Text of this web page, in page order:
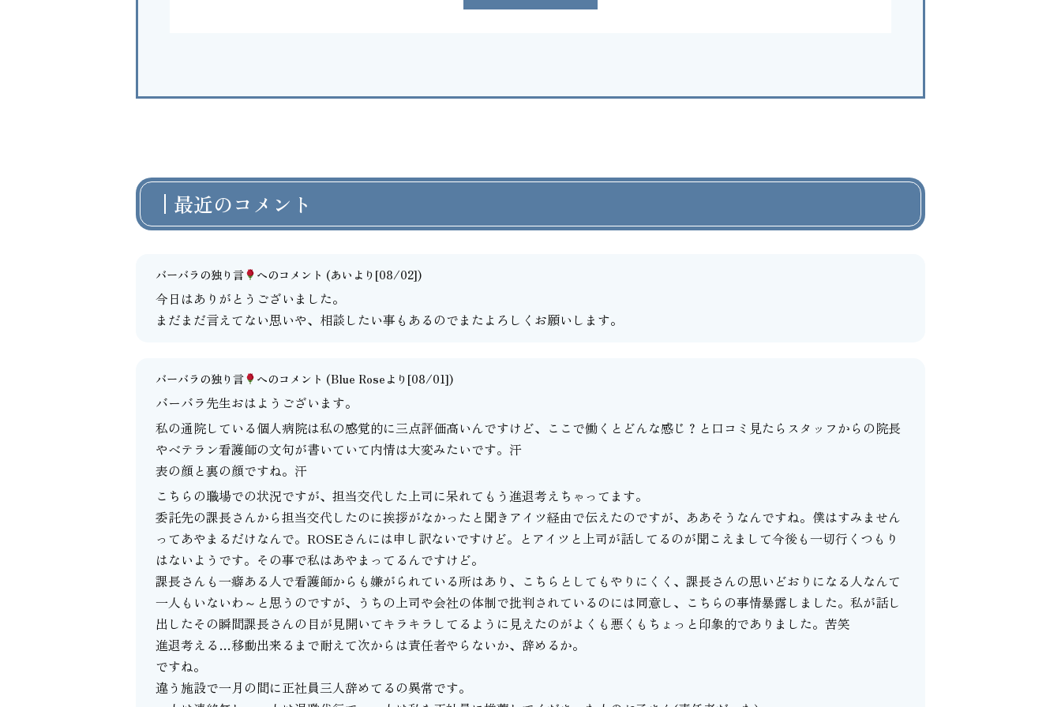
最近のコメント
バーバラの独り言 へのコメント (あいより[08/02])
今日はありがとうございました。
まだまだ言えてない思いや、相談したい事もあるのでまたよろしくお願いします。
バーバラの独り言 へのコメント (Blue Roseより[08/01])
バーバラ先生おはようございます。
私の通院している個人病院は私の感覚的に三点評価高いんですけど、ここで働くとどんな感じ？と口コミ見たらスタッフからの院長
やベテラン看護師の文句が書いていて内情は大変みたいです。汗
表の顔と裏の顔ですね。汗
こちらの職場での状況ですが、担当交代した上司に呆れてもう進退考えちゃってます。
委託先の課長さんから担当交代したのに挨拶がなかったと聞きアイツ経由で伝えたのですが、ああそうなんですね。僕はすみません
ってあやまるだけなんで。ROSEさんには申し訳ないですけど。とアイツと上司が話してるのが聞こえまして今後も一切行くつもり
はないようです。その事で私はあやまってるんですけど。
課長さんも一癖ある人で看護師からも嫌がられている所はあり、こちらとしてもやりにくく、課長さんの思いどおりになる人なんて
一人もいないわ～と思うのですが、うちの上司や会社の体制で批判されているのには同意し、こちらの事情暴露しました。私が話し
出したその瞬間課長さんの目が見開いてキラキラしてるように見えたのがよくも悪くもちょっと印象的でありました。苦笑
進退考える…移動出来るまで耐えて次からは責任者やらないか、辞めるか。
ですね。
違う施設で一月の間に正社員三人辞めてるの異常です。